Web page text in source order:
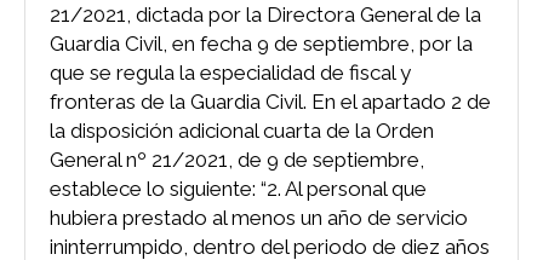
21/2021, dictada por la Directora General de la
Guardia Civil, en fecha 9 de septiembre, por la
que se regula la especialidad de fiscal y
fronteras de la Guardia Civil. En el apartado 2 de
la disposición adicional cuarta de la Orden
General nº 21/2021, de 9 de septiembre,
establece lo siguiente: “2. Al personal que
hubiera prestado al menos un año de servicio
ininterrumpido, dentro del periodo de diez años